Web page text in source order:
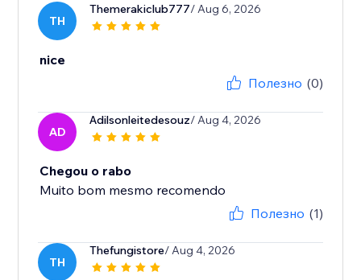
TH
Themerakiclub777/ Aug 6, 2026
nice
Полезно (0)
AD
Adilsonleitedesouz/ Aug 4, 2026
Chegou o rabo
Muito bom mesmo recomendo
Полезно (1)
TH
Thefungistore/ Aug 4, 2026